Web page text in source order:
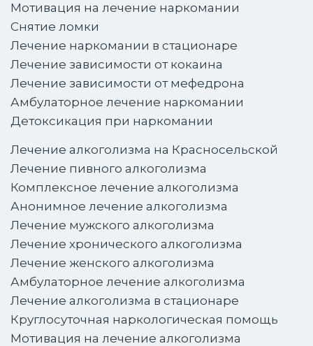
Мотивация на лечение наркомании
Снятие ломки
Лечение наркомании в стационаре
Лечение зависимости от кокаина
Лечение зависимости от мефедрона
Амбулаторное лечение наркомании
Детоксикация при наркомании
Лечение алкоголизма на Красносельской
Лечение пивного алкоголизма
Комплексное лечение алкоголизма
Анонимное лечение алкоголизма
Лечение мужского алкоголизма
Лечение хронического алкоголизма
Лечение женского алкоголизма
Амбулаторное лечение алкоголизма
Лечение алкоголизма в стационаре
Круглосуточная наркологическая помощь
Мотивация на лечение алкоголизма